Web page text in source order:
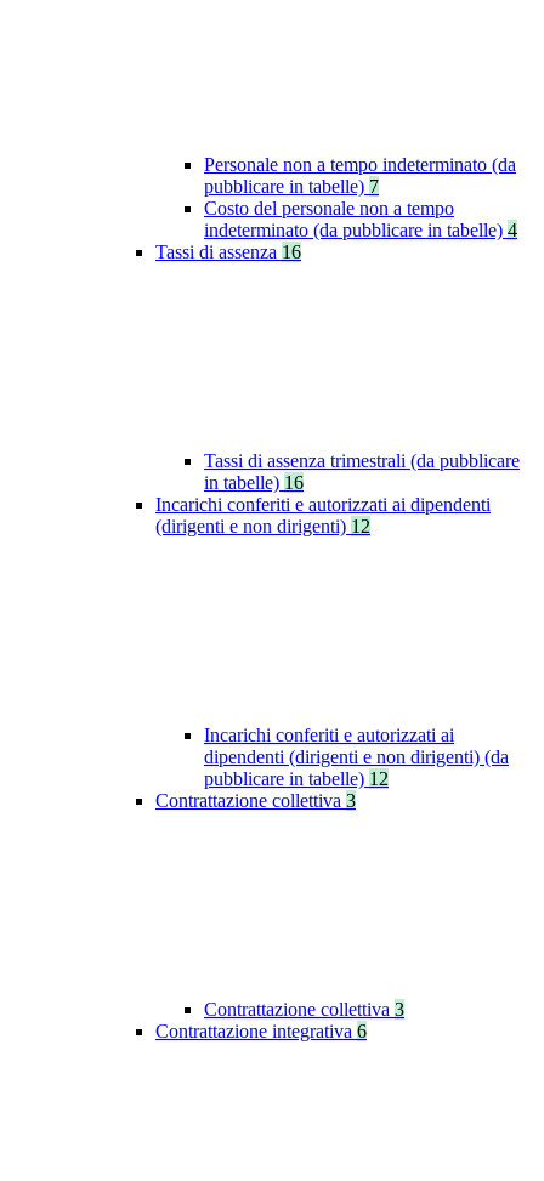
Personale non a tempo indeterminato (da
pubblicare in tabelle) 7
Costo del personale non a tempo
indeterminato (da pubblicare in tabelle) 4
Tassi di assenza 16
Tassi di assenza trimestrali (da pubblicare
in tabelle) 16
Incarichi conferiti e autorizzati ai dipendenti
(dirigenti e non dirigenti) 12
Incarichi conferiti e autorizzati ai
dipendenti (dirigenti e non dirigenti) (da
pubblicare in tabelle) 12
Contrattazione collettiva 3
Contrattazione collettiva 3
Contrattazione integrativa 6